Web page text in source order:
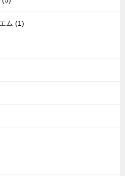
ム (1)